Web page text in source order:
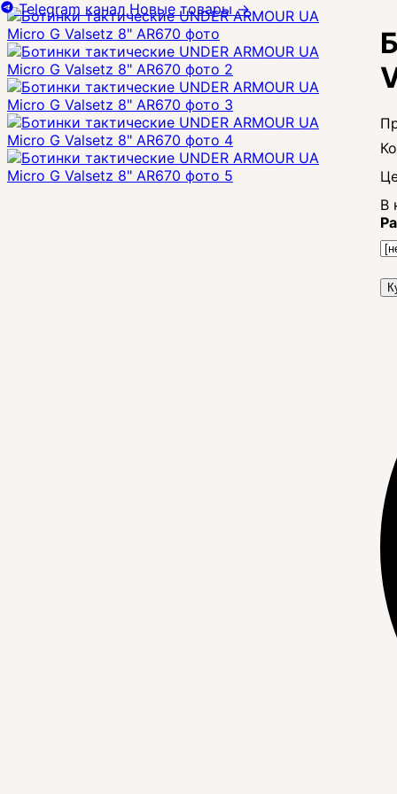
В
Telegram канал Новые товары→